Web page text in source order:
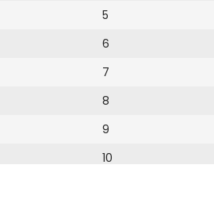
5
6
7
8
9
10